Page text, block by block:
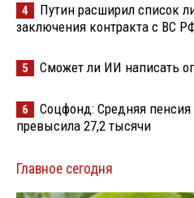
4
Путин расширил список
заключения контракта с ВС
5 Сможет ли ИИ написать
6
Соцфонд: Средняя пенсия
превысила 27,2 тысячи
Главное сегодня